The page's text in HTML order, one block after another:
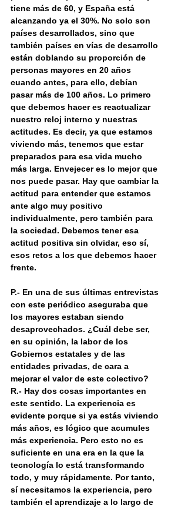
tiene más de 60, y España está
alcanzando ya el 30%. No solo son
países desarrollados, sino que
también países en vías de desarrollo
están doblando su proporción de
personas mayores en 20 años
cuando antes, para ello, debían
pasar más de 100 años. Lo primero
que debemos hacer es reactualizar
nuestro reloj interno y nuestras
actitudes. Es decir, ya que estamos
viviendo más, tenemos que estar
preparados para esa vida mucho
más larga. Envejecer es lo mejor que
nos puede pasar. Hay que cambiar la
actitud para entender que estamos
ante algo muy positivo
individualmente, pero también para
la sociedad. Debemos tener esa
actitud positiva sin olvidar, eso sí,
esos retos a los que debemos hacer
frente.
P.- En una de sus últimas entrevistas
con este periódico aseguraba que
los mayores estaban siendo
desaprovechados. ¿Cuál debe ser,
en su opinión, la labor de los
Gobiernos estatales y de las
entidades privadas, de cara a
mejorar el valor de este colectivo?
R.- Hay dos cosas importantes en
este sentido. La experiencia es
evidente porque si ya estás viviendo
más años, es lógico que acumules
más experiencia. Pero esto no es
suficiente en una era en la que la
tecnología lo está transformando
todo, y muy rápidamente. Por tanto,
sí necesitamos la experiencia, pero
también el aprendizaje a lo largo de